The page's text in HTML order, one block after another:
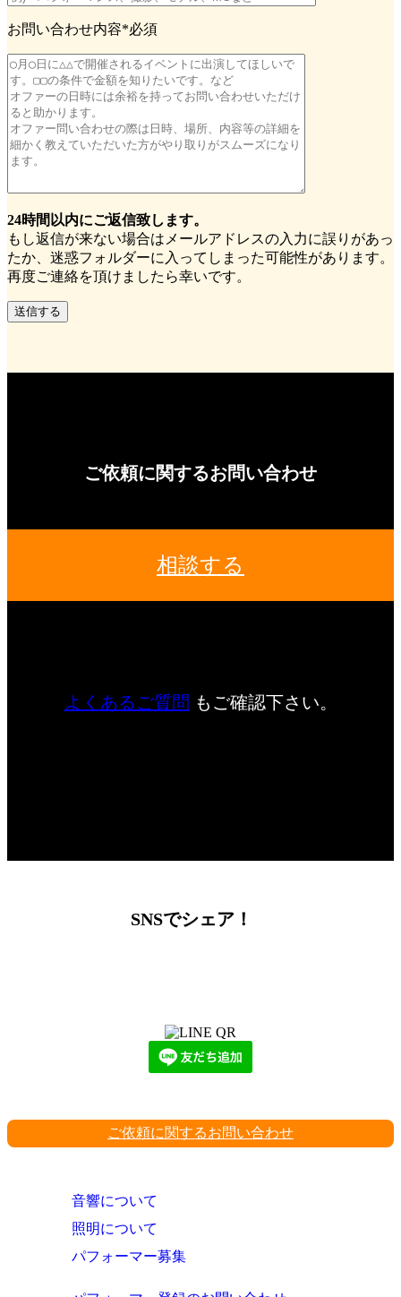
お問い合わせ内容*必須
24時間以内にご返信致します。
もし返信が来ない場合はメールアドレスの入力に誤りがあっ
たか、迷惑フォルダーに入ってしまった可能性があります。
再度ご連絡を頂けましたら幸いです。
ご依頼に関するお問い合わせ
相談する
よくあるご質問 もご確認下さい。
SNSでシェア！
ご依頼に関するお問い合わせ
音響について
照明について
パフォーマー募集